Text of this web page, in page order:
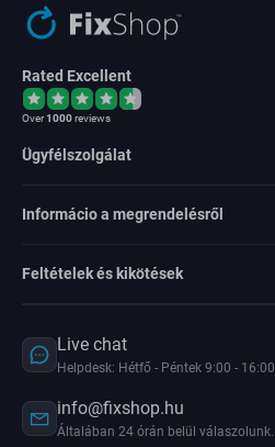
Rated Excellent
Over1000reviews
Ügyfélszolgálat
Informácio a megrendelésről
Feltételek és kikötések
Live chat
Helpdesk: Hétfő - Péntek 9:00 - 16:00
info@fixshop.hu
Általában 24 órán belül válaszolunk.